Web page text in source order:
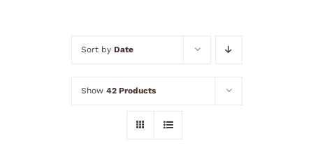
Sort by Date
Show 42 Products